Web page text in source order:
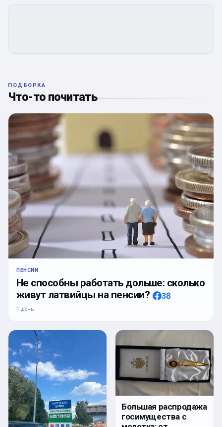
ПОДБОРКА
Что-то почитать
ПЕНСИИ
Не способны работать дольше: сколько
живут латвийцы на пенсии?
38
1 день
Большая распродажа
госимущества с